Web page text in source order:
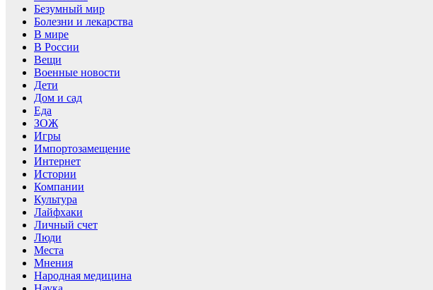
Безумный мир
Болезни и лекарства
В мире
В России
Вещи
Военные новости
Дети
Дом и сад
Еда
ЗОЖ
Игры
Импортозамещение
Интернет
Истории
Компании
Культура
Лайфхаки
Личный счет
Люди
Места
Мнения
Народная медицина